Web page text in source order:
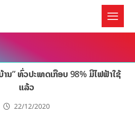
ນ” ທົ່ວປະເທດເກືອບ 98% ມີໄຟຟ້າໃຊ້
ແລ້ວ
22/12/2020